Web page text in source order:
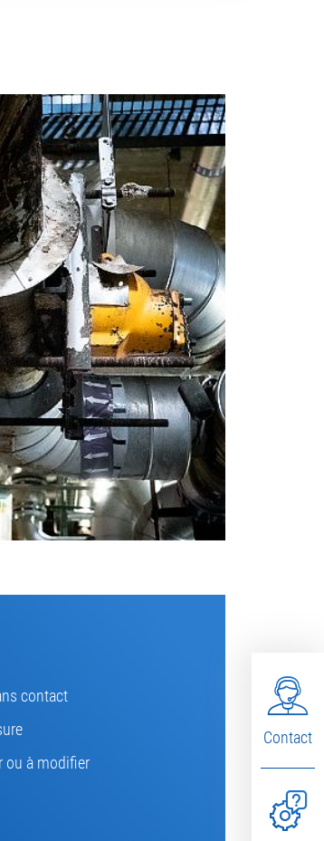
contact
ou à modifier
Contact